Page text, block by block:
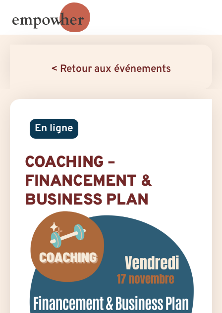
< Retour aux événements
En ligne
COACHING –
FINANCEMENT &
BUSINESS PLAN